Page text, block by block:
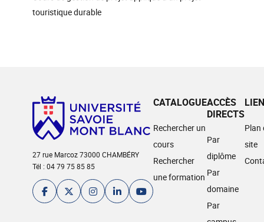
touristique durable
27 rue Marcoz 73000 CHAMBÉRY
Tél : 04 79 75 85 85
CATALOGUE
Rechercher un
cours
Rechercher
une formation
ACCÈS
DIRECTS
Par
diplôme
Par
domaine
Par
Plan
site